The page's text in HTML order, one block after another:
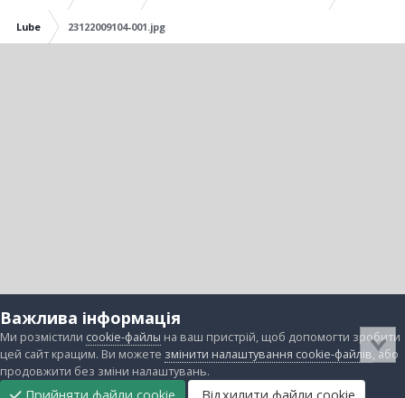
Lube 23122009104-001.jpg
Важлива інформація
Ми розмістили cookie-файлы на ваш пристрій, щоб допомогти зробити
цей сайт кращим. Ви можете змінити налаштування cookie-файлів, або
продовжити без зміни налаштувань.